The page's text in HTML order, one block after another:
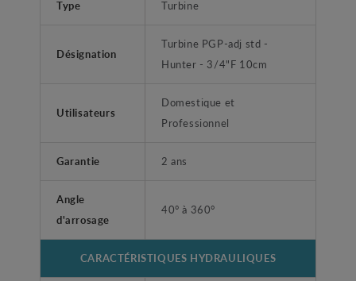
Type Turbine
Désignation
Turbine PGP-adj std -
Hunter - 3/4"F 10cm
Utilisateurs
Domestique et
Professionnel
Garantie 2 ans
Angle
d'arrosage
40° à 360°
CARACTÉRISTIQUES HYDRAULIQUES